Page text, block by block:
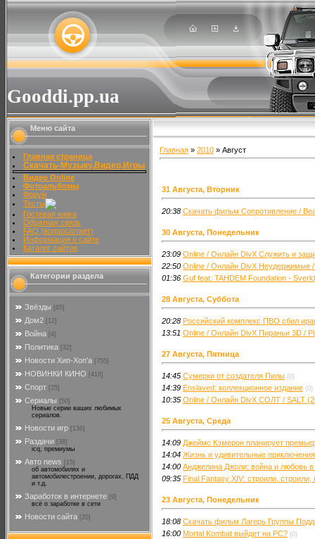
Gooddi.pp.ua
Меню сайта
Главная страница
Скачать-Музыку,Видео,Игры
Видео Online
Фотоальбомы
Форум
Тесты
Гостевая книга
Обратная связь
FAQ (вопрос/ответ)
Информация о сайте
Каталог сайтов
Категории раздела
Звёзды [65]
Дом2 [12]
Война [4]
Политика [32]
Новости Хип-Хоп'а [755]
НОВИНКИ КИНО [416]
Спорт [25]
Сериалы
[50]
Новые серии ваших любимых
сериалов.
Новости игр [136]
Раздачи
[38]
icq, премиумы
Авто news
[15]
об автомобилях и
автомобилестроении, дорогах, ПДД
и т.д.
Заработок в интернете [9]
всё о заработке в сети
Новости сайта [20]
Главная » 2010 » Август
31 Августа, Вторник
20:38 Скачать фильм Сопротивление /
30 Августа, Понедельник
23:09 Online / Онлайн DivX Служить и
22:50 Online / Онлайн DivX Неудержимые
01:36 Guf feat. TAHDEM Foundation -
28 Августа, Суббота
20:28 Российский комплекс ПВО сбил
13:51 Online / Онлайн DivX Пираньи 3D /
27 Августа, Пятница
14:45 Сумерки от создателя Пилы (0)
14:39 Enslaved: коллекционное издание (0)
10:35 Online / Онлайн DivX СОЛТ / SALT
25 Августа, Среда
14:09 Джеймс Кэмерон планирует
14:04 Жизнь и удивительные
14:00 Анджелина Джоли: война и любовь
09:35 Final Fantasy XIV: строили, строили,
23 Августа, Понедельник
18:08 Скачать фильм Лагерь Группы
16:00 Mortal Kombat выйдет на PC? (0)